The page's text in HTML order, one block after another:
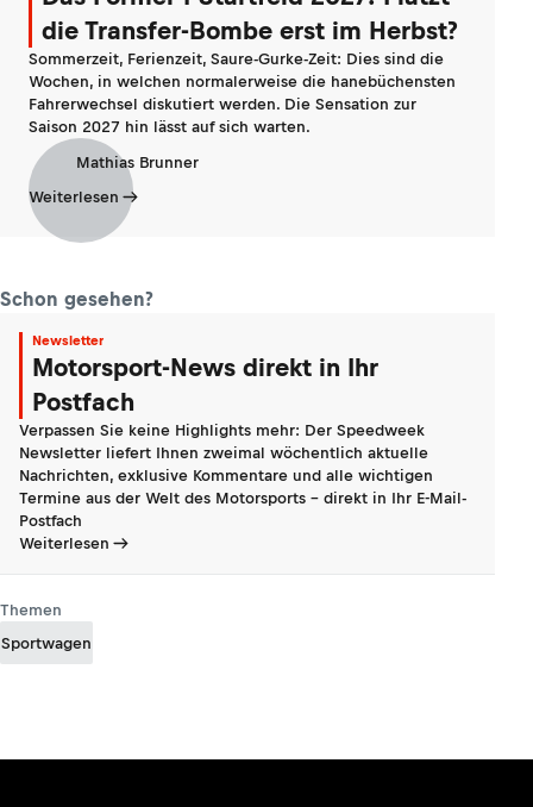
die Transfer-Bombe erst im Herbst?
Sommerzeit, Ferienzeit, Saure-Gurke-Zeit: Dies sind die
Wochen, in welchen normalerweise die hanebüchensten
Fahrerwechsel diskutiert werden. Die Sensation zur
Saison 2027 hin lässt auf sich warten.
Mathias Brunner
Weiterlesen
Schon gesehen?
Newsletter
Motorsport-News direkt in Ihr
Postfach
Verpassen Sie keine Highlights mehr: Der Speedweek
Newsletter liefert Ihnen zweimal wöchentlich aktuelle
Nachrichten, exklusive Kommentare und alle wichtigen
Termine aus der Welt des Motorsports - direkt in Ihr E-Mail-
Postfach
Weiterlesen
Themen
Sportwagen